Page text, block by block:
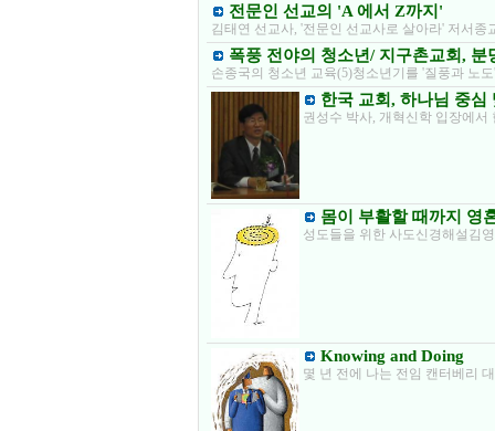
전문인 선교의 'A 에서 Z까지'
김태연 선교사, '전문인 선교사로 살아라' 저서
폭풍 전야의 청소년/ 지구촌교회, 분
손종국의 청소년 교육(5)청소년기를 '질풍과 노
한국 교회, 하나님 중심
권성수 박사, 개혁신학 입장에
몸이 부활할 때까지 영
성도들을 위한 사도신경해설김
Knowing and Doing
몇 년 전에 나는 전임 캔터베리